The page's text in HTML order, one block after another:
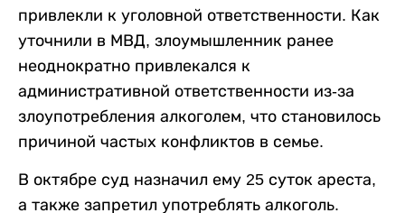
привлекли к уголовной ответственности. Как
уточнили в МВД, злоумышленник ранее
неоднократно привлекался к
административной ответственности из-за
злоупотребления алкоголем, что становилось
причиной частых конфликтов в семье.
В октябре суд назначил ему 25 суток ареста,
а также запретил употреблять алкоголь.